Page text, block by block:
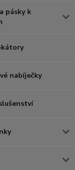
pásky k
nabíječky